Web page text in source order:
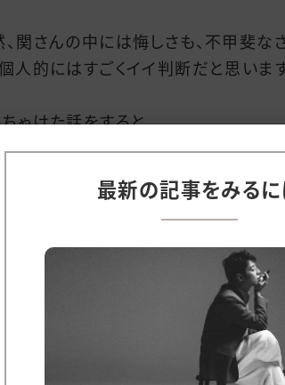
、関さんの中には悔しさも、不甲斐な
個人的にはすごくイイ判断だと思います
ちゃけた話をすると…
背骨たる「脚本」や「デザイン」を“
頼んじゃったり（これは関さんの本当
お金が余計にかかるので、ここは注意
た）、
あった「オーケストラ収録が見学できる
今回の「発表会」にしても、チケットの
なってしまっていたり（こちらは注意
。
最新の記事をみるに